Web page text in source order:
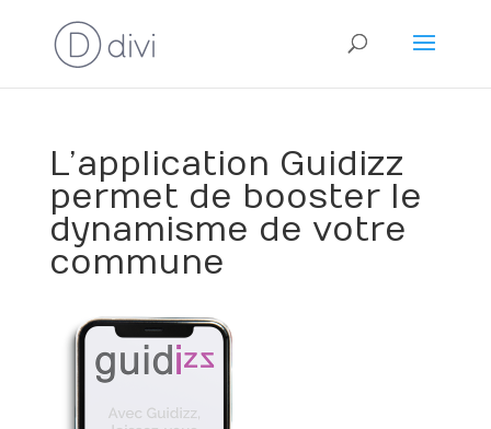
L’application Guidizz
permet de booster le
dynamisme de votre
commune